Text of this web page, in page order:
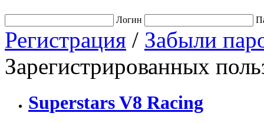
Логин
Регистрация / Забыли
Зарегистрированных
Superstars V8 Racing